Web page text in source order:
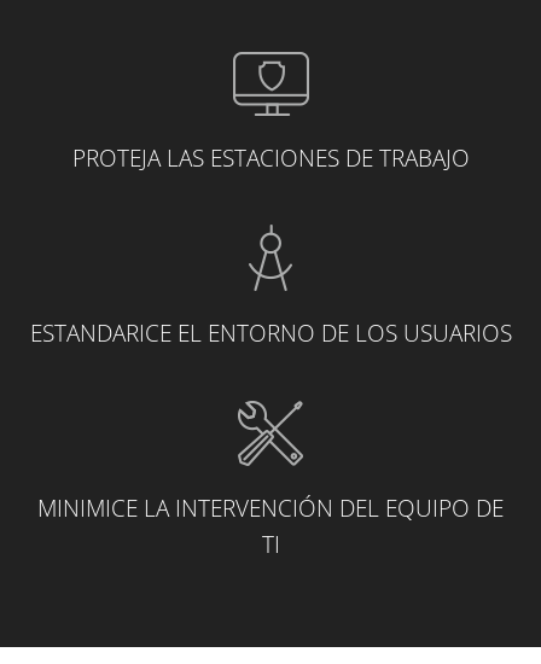
PROTEJA LAS ESTACIONES DE TRABAJO
ESTANDARICE EL ENTORNO DE LOS USUARIOS
MINIMICE LA INTERVENCIÓN DEL EQUIPO DE
TI